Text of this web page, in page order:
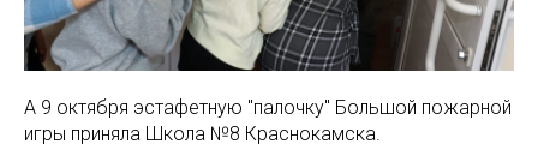
А 9 октября эстафетную "палочку" Большой пожарной
игры приняла Школа №8 Краснокамска.